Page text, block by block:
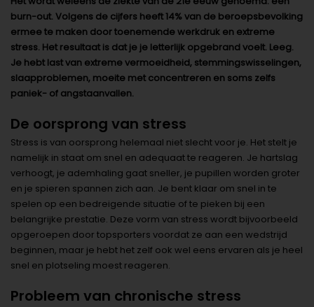
burn-out. Volgens de cijfers heeft 14% van de beroepsbevolking
ermee te maken door toenemende werkdruk en extreme
stress. Het resultaat is dat je je letterlijk opgebrand voelt. Leeg.
Je hebt last van extreme vermoeidheid, stemmingswisselingen,
slaapproblemen, moeite met concentreren en soms zelfs
paniek- of angstaanvallen.
De oorsprong van stress
Stress is van oorsprong helemaal niet slecht voor je. Het stelt je
namelijk in staat om snel en adequaat te reageren. Je hartslag
verhoogt, je ademhaling gaat sneller, je pupillen worden groter
en je spieren spannen zich aan. Je bent klaar om snel in te
spelen op een bedreigende situatie of te pieken bij een
belangrijke prestatie. Deze vorm van stress wordt bijvoorbeeld
opgeroepen door topsporters voordat ze aan een wedstrijd
beginnen, maar je hebt het zelf ook wel eens ervaren als je heel
snel en plotseling moest reageren.
Probleem van chronische stress